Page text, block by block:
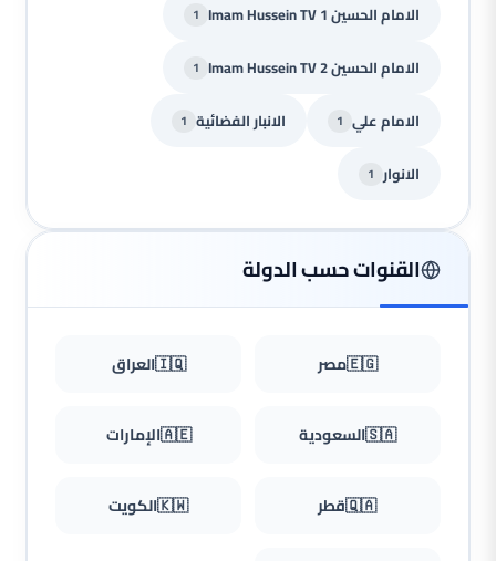
الامام الحسين Imam Hussein TV 1 1
الامام الحسين Imam Hussein TV 2 1
الامام علي 1 الانبار الفضائية 1
الانوار 1
القنوات حسب الدولة
🇪🇬مصر 🇮🇶العراق
🇸🇦السعودية 🇦🇪الإمارات
🇶🇦قطر 🇰🇼الكويت